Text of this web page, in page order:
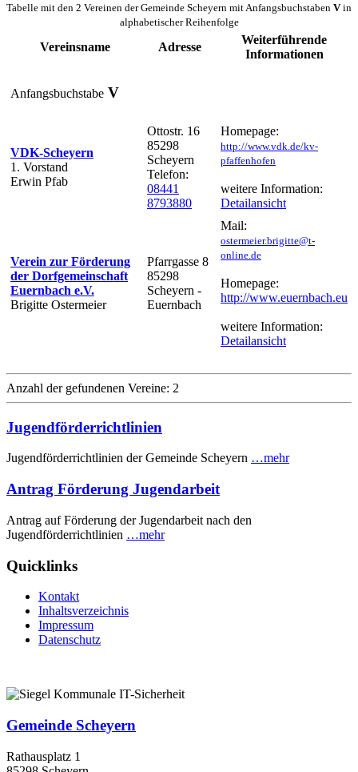
Tabelle mit den 2 Vereinen der Gemeinde Scheyern mit Anfangsbuchstaben Vin
alphabetischer Reihenfolge
Vereinsname Adresse
Weiterführende
Informationen
Anfangsbuchstabe V
VDK-Scheyern
1. Vorstand
Erwin Pfab
Ottostr. 16
85298
Scheyern
Telefon:
08441
8793880
Homepage:
http://www.vdk.de/kv-
pfaffenhofen
weitere Information:
Detailansicht
Verein zur Förderung
der Dorfgemeinschaft
Euernbach e.V.
Brigitte Ostermeier
Pfarrgasse 8
85298
Scheyern -
Euernbach
Mail:
ostermeier.brigitte@t-
online.de
Homepage:
http://www.euernbach.eu
weitere Information:
Detailansicht
Anzahl der gefundenen Vereine: 2
Jugendförderrichtlinien
Jugendförderrichtlinien der Gemeinde Scheyern …mehr
Antrag Förderung Jugendarbeit
Antrag auf Förderung der Jugendarbeit nach den
Jugendförderrichtlinien …mehr
Quicklinks
Kontakt
Inhaltsverzeichnis
Impressum
Datenschutz
Gemeinde Scheyern
Rathausplatz 1